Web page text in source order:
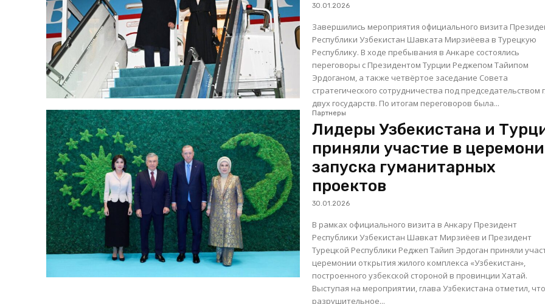
30.01.2026
Завершились мероприятия официального визита
Республики Узбекистан Шавката Мирзиёева в Турецкую
Республику. В ходе пребывания в Анкаре состоялись
переговоры с Президентом Турции Реджепом Тайипом
Эрдоганом, а также четвёртое заседание Совета
стратегического сотрудничества под председательством
двух государств. По итогам переговоров была...
Партнеры
Лидеры Узбекистана и
приняли участие в
запуска гуманитарных
проектов
30.01.2026
В рамках официального визита в Анкару Президент
Республики Узбекистан Шавкат Мирзиёев и Президент
Турецкой Республики Реджеп Тайип Эрдоган приняли
церемонии открытия жилого комплекса «Узбекистан»,
построенного узбекской стороной в провинции Хатай.
Выступая на мероприятии, глава Узбекистана отметил, что
разрушительное...